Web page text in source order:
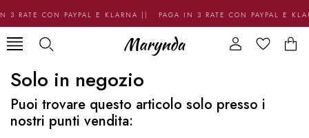
3 RATE CON PAYPAL E KLARNA || PAGA IN 3 RATE CON PAYPAL E
Solo in negozio
Puoi trovare questo articolo solo presso i
nostri punti vendita: